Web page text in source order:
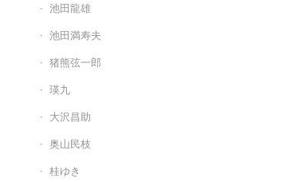
池田龍雄
池田満寿夫
猪熊弦一郎
瑛九
大沢昌助
奥山民枝
桂ゆき